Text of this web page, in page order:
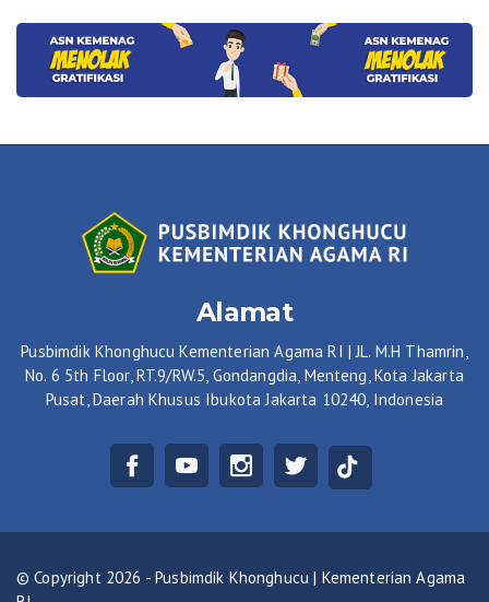
Alamat
Pusbimdik Khonghucu Kementerian Agama RI | JL. M.H Thamrin,
No. 6 5th Floor, RT.9/RW.5, Gondangdia, Menteng, Kota Jakarta
Pusat, Daerah Khusus Ibukota Jakarta 10240, Indonesia
© Copyright 2026 - Pusbimdik Khonghucu | Kementerian Agama